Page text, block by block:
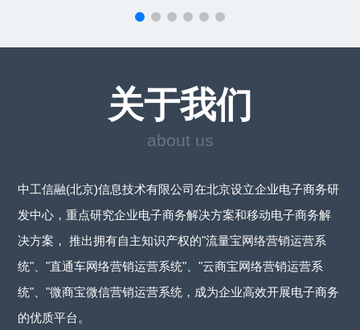
关于我们
about us
中工信融(北京)信息技术有限公司在北京设立企业电子商务研
发中心，重点研究企业电子商务解决方案和移动电子商务解
决方案， 推出拥有自主知识产权的"流量宝网络营销运营系
统"、"直通车网络营销运营系统"、"云商宝网络营销运营系
统"、"微商宝微信营销运营系统，成为企业高效开展电子商务
的优质平台。